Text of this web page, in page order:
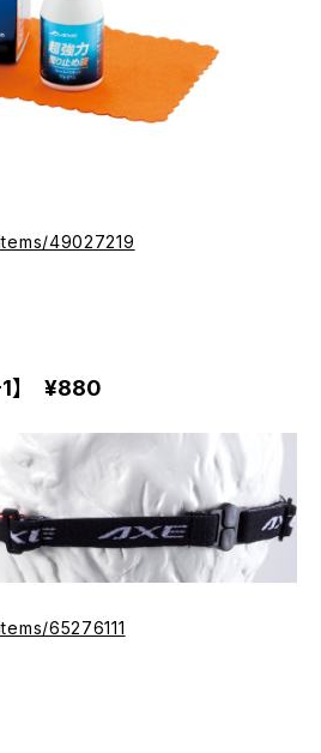
49027219
1】 ¥880
65276111